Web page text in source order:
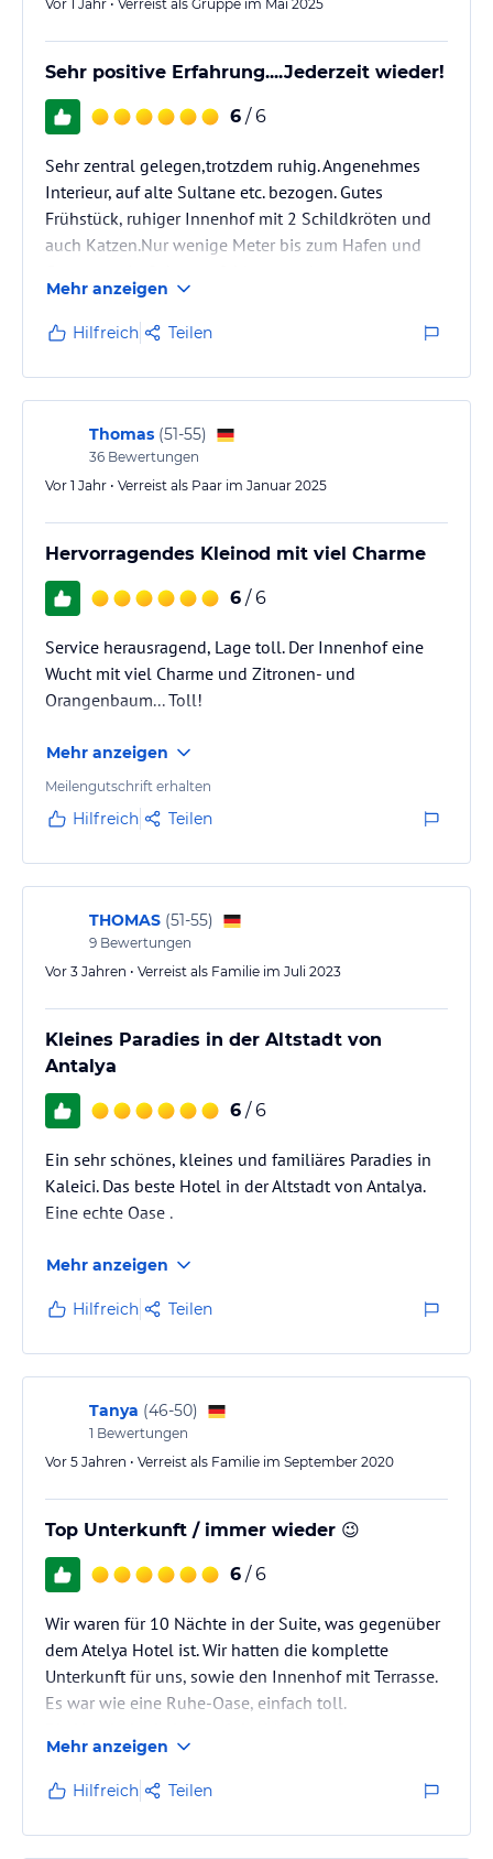
Vor 1 Jahr • Verreist als Gruppe im Mai 2025
Sehr positive Erfahrung....Jederzeit wieder!
6 / 6
Sehr zentral gelegen,trotzdem ruhig. Angenehmes
Interieur, auf alte Sultane etc. bezogen. Gutes
Frühstück, ruhiger Innenhof mit 2 Schildkröten und
auch Katzen.Nur wenige Meter bis zum Hafen und
Mehr anzeigen
Hilfreich Teilen
Thomas (51-55)
36 Bewertungen
Vor 1 Jahr • Verreist als Paar im Januar 2025
Hervorragendes Kleinod mit viel Charme
6 / 6
Service herausragend, Lage toll. Der Innenhof eine
Wucht mit viel Charme und Zitronen- und
Orangenbaum... Toll!
Mehr anzeigen
Meilengutschrift erhalten
Hilfreich Teilen
THOMAS (51-55)
9 Bewertungen
Vor 3 Jahren • Verreist als Familie im Juli 2023
Kleines Paradies in der Altstadt von
Antalya
6 / 6
Ein sehr schönes, kleines und familiäres Paradies in
Kaleici. Das beste Hotel in der Altstadt von Antalya.
Eine echte Oase .
Mehr anzeigen
Hilfreich Teilen
Tanya (46-50)
1 Bewertungen
Vor 5 Jahren • Verreist als Familie im September 2020
Top Unterkunft / immer wieder 😉
6 / 6
Wir waren für 10 Nächte in der Suite, was gegenüber
dem Atelya Hotel ist. Wir hatten die komplette
Unterkunft für uns, sowie den Innenhof mit Terrasse.
Es war wie eine Ruhe-Oase, einfach toll.
absolut nett, hilfsbereit und zuvorkommend. Egal zu
welcher Zeit war immer einer der Hotelmitarbeiter vor
Ein supertolles Team.
Mehr anzeigen
Hilfreich Teilen